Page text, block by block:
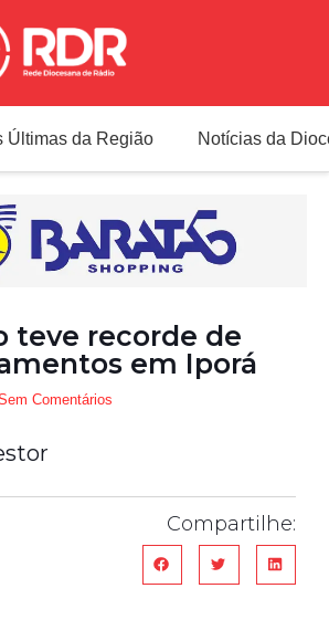
Últimas da Região Notícias da
teve recorde de
em Iporá
Comentários
Compartilhe: